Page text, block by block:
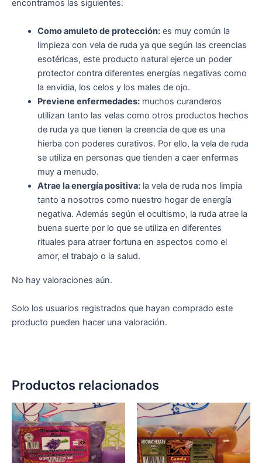
encontramos las siguientes:
Como amuleto de protección:es muy común la
limpieza con vela de ruda ya que según las creencias
esotéricas, este producto natural ejerce un poder
protector contra diferentes energías negativas como
la envidia, los celos y los males de ojo.
Previene enfermedades:muchos curanderos
utilizan tanto las velas como otros productos hechos
de ruda ya que tienen la creencia de que es una
hierba con poderes curativos. Por ello, la vela de ruda
se utiliza en personas que tienden a caer enfermas
muy a menudo.
Atrae la energía positiva:la vela de ruda nos limpia
tanto a nosotros como nuestro hogar de energía
negativa. Además según el ocultismo, la ruda atrae la
buena suerte por lo que se utiliza en diferentes
rituales para atraer fortuna en aspectos como el
amor, el trabajo o la salud.
No hay valoraciones aún.
Solo los usuarios registrados que hayan comprado este
producto pueden hacer una valoración.
Productos relacionados
Rango
precios:
desde
1,00 €
hasta
Este
producto
tiene
múltiples
Rango
precios:
desde
1,00 €
hasta
Este